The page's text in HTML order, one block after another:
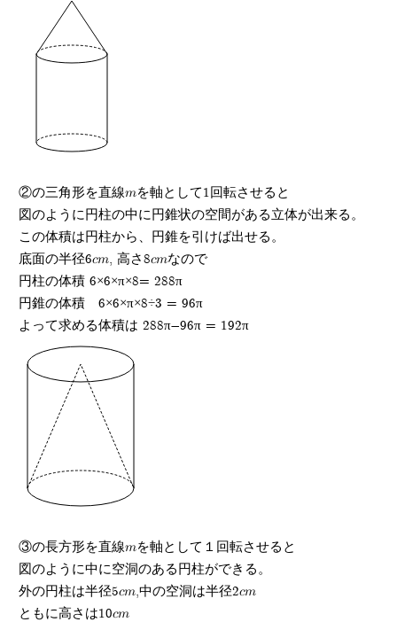
②の三角形を直線mを軸として1回転させると
図のように円柱の中に円錐状の空間がある立体が出来る。
この体積は円柱から、円錐を引けば出せる。
底面の半径6cm, 高さ8cmなので
円柱の体積 6×6×π×8= 288π
円錐の体積 6×6×π×8÷3 = 96π
よって求める体積は 288π-96π = 192π
③の長方形を直線mを軸として１回転させると
図のように中に空洞のある円柱ができる。
外の円柱は半径5cm,中の空洞は半径2cm
ともに高さは10cm